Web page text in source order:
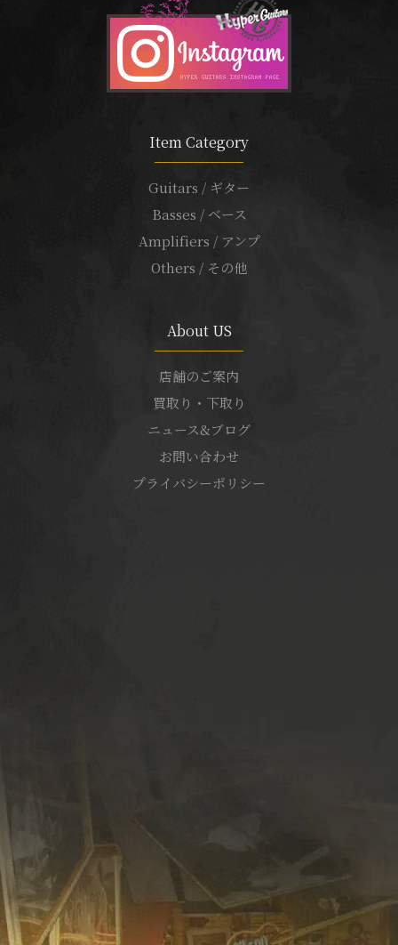
Item Category
Guitars / ギター
Basses / ベース
Amplifiers / アンプ
Others / その他
About US
店舗のご案内
買取り・下取り
ニュース&ブログ
お問い合わせ
プライバシーポリシー